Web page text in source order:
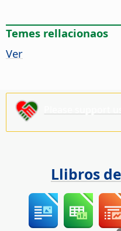
Temes rellacionaos
Ver
Llibros